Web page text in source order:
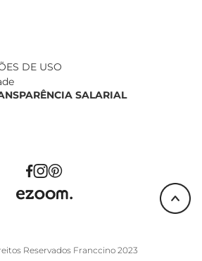
DE USO
SALARIAL
Reservados Franccino 2023